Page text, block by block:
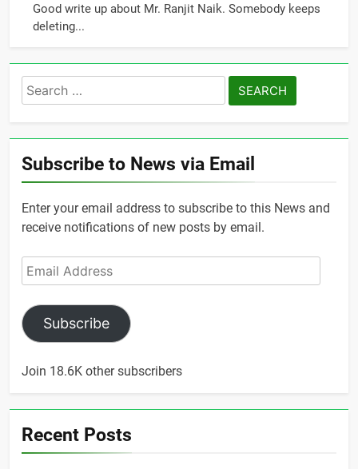
Good write up about Mr. Ranjit Naik. Somebody keeps
deleting...
Search
for:
Subscribe to News via Email
Enter your email address to subscribe to this News and
receive notifications of new posts by email.
Email
Address
Subscribe
Join 18.6K other subscribers
Recent Posts